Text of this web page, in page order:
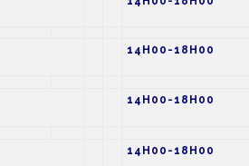
14H00-18H00
14H00-18H00
14H00-18H00